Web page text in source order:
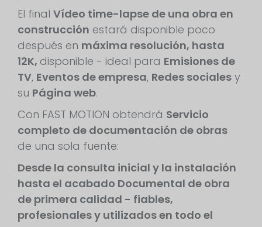
El final Vídeo time-lapse de una obra en
construcción estará disponible poco
después en máxima resolución, hasta
12K, disponible - ideal para Emisiones de
TV, Eventos de empresa, Redes sociales y
su Página web.
Con FAST MOTION obtendrá Servicio
completo de documentación de obras
de una sola fuente:
Desde la consulta inicial y la instalación
hasta el acabado Documental de obra
de primera calidad - fiables,
profesionales y utilizados en todo el